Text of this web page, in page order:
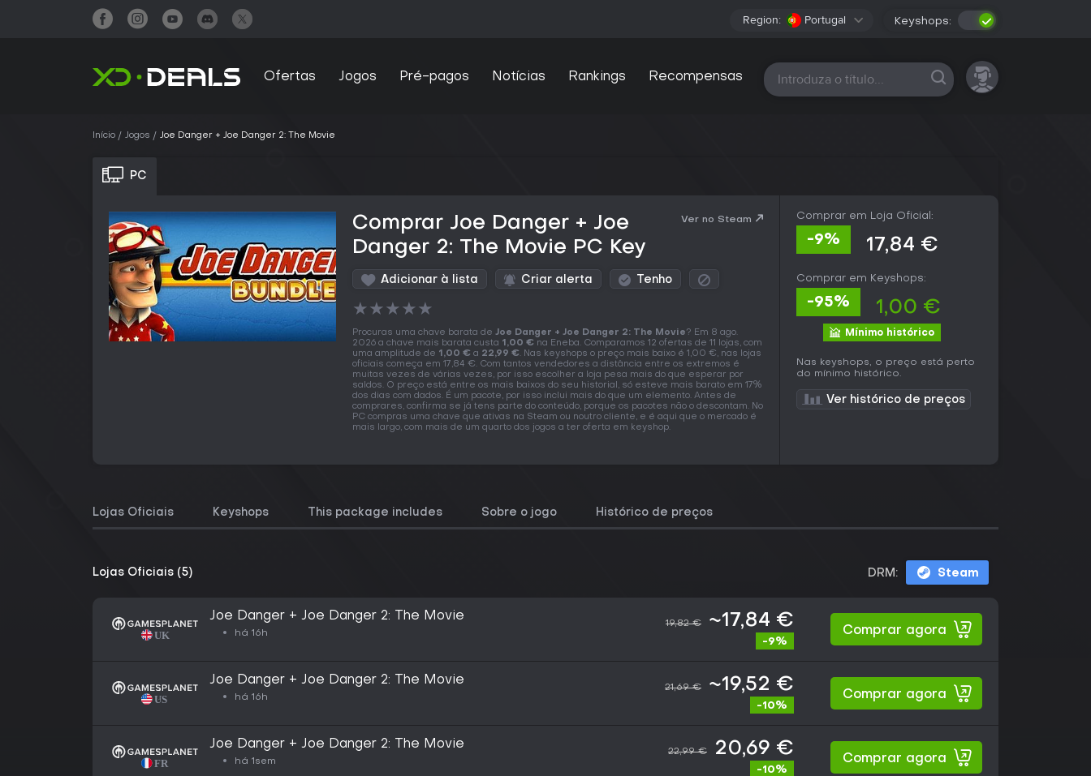
Region: Portugal Keyshops:
Ofertas Jogos Pré-pagos Notícias Rankings Recompensas Todas as plataformas
Início Jogos Joe Danger + Joe Danger 2: The Movie
PC
Comprar Joe Danger + Joe
Danger 2: The Movie PC Key
Ver no Steam
Adicionar à lista Criar alerta Tenho
★★★★★
Procuras uma chave barata de Joe Danger + Joe Danger 2: The Movie? Em 8 ago.
2026 a chave mais barata custa 1,00 € na Eneba. Comparamos 12 ofertas de 11 lojas, com
uma amplitude de 1,00 € a 22,99 €. Nas keyshops o preço mais baixo é 1,00 €, nas lojas
oficiais começa em 17,84 €. Com tantos vendedores a distância entre os extremos é
muitas vezes de várias vezes, por isso escolher a loja pesa mais do que esperar por
saldos. O preço está entre os mais baixos do seu historial, só esteve mais barato em 17%
dos dias com dados. É um pacote, por isso inclui mais do que um elemento. Antes de
comprares, confirma se já tens parte do conteúdo, porque os pacotes não o descontam. No
PC compras uma chave que ativas na Steam ou noutro cliente, e é aqui que o mercado é
mais largo, com mais de um quarto dos jogos a ter oferta em keyshop.
Comprar em Loja Oficial:
-9% 17,84 €
Comprar em Keyshops:
-95% 1,00 €
Mínimo histórico
Nas keyshops, o preço está perto
do mínimo histórico.
Ver histórico de preços
Lojas Oficiais Keyshops This package includes Sobre o jogo Histórico de preços
Lojas Oficiais (5) DRM: Steam
Joe Danger + Joe Danger 2: The Movie
há 16h
19,82 € ~17,84 €
-9%
Comprar agora
Joe Danger + Joe Danger 2: The Movie
há 16h
21,69 € ~19,52 €
-10%
Comprar agora
Joe Danger + Joe Danger 2: The Movie
há 1sem
22,99 € 20,69 €
-10%
Comprar agora